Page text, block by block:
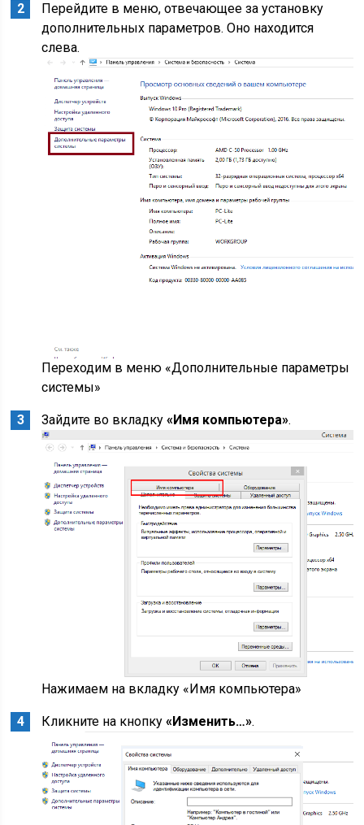
Перейдите в меню, отвечающее за установку
дополнительных параметров. Оно находится
слева.
Переходим в меню «Дополнительные параметры
системы»
Зайдите во вкладку«Имя компьютера».
Нажимаем на вкладку «Имя компьютера»
Кликните на кнопку«Изменить…».